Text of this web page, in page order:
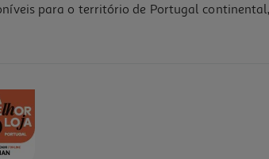
para o território de Portugal